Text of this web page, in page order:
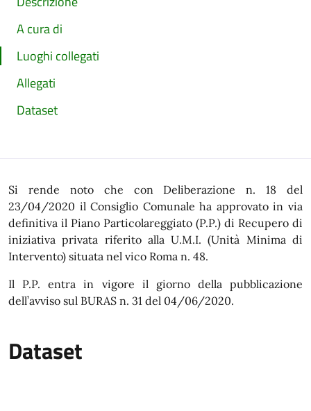
A cura di
Luoghi collegati
Allegati
Dataset
Si rende noto che con Deliberazione n. 18 del
23/04/2020 il Consiglio Comunale ha approvato in via
definitiva il Piano Particolareggiato (P.P.) di Recupero di
iniziativa privata riferito alla U.M.I. (Unità Minima di
Intervento) situata nel vico Roma n. 48.
Il P.P. entra in vigore il giorno della pubblicazione
dell’avviso sul BURAS n. 31 del 04/06/2020.
Dataset